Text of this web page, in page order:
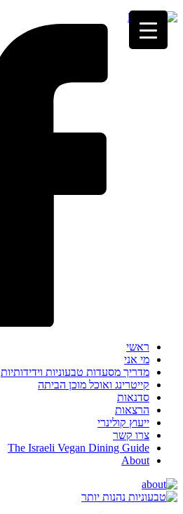
ראשי
מי אני
מדריך מסעדות טבעוניות וידידותיות
קייטרינג ואוכל מוכן הביתה
סדנאות
הרצאות
ייעוץ קולינרי
צרו קשר
The Israeli Vegan Dining Guide
About